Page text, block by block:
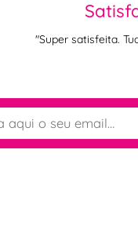
"Super satisfeita.